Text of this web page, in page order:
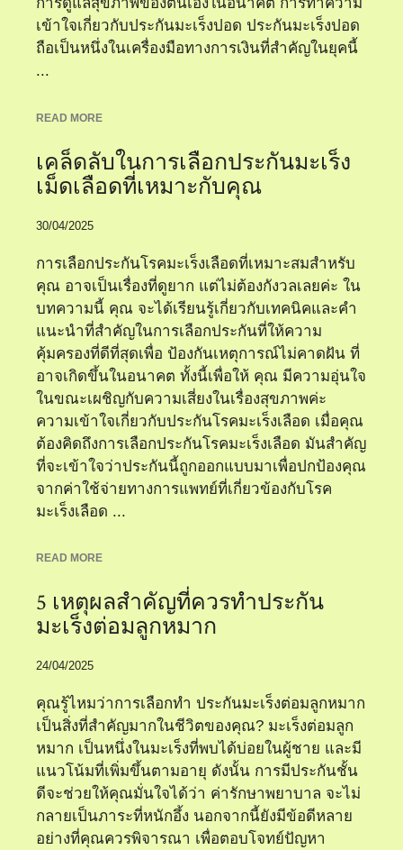
เข้าใจเกี่ยวกับประกันมะเร็งปอด ประกันมะเร็งปอด
ถือเป็นหนึ่งในเครื่องมือทางการเงินที่สำคัญในยุคนี้
...
READ MORE
เคล็ดลับในการเลือกประกันมะเร็ง
เม็ดเลือดที่เหมาะกับคุณ
30/04/2025
การเลือกประกันโรคมะเร็งเลือดที่เหมาะสมสำหรับ
คุณ อาจเป็นเรื่องที่ดูยาก แต่ไม่ต้องกังวลเลยค่ะ ใน
บทความนี้ คุณ จะได้เรียนรู้เกี่ยวกับเทคนิคและคำ
แนะนำที่สำคัญในการเลือกประกันที่ให้ความ
คุ้มครองที่ดีที่สุดเพื่อ ป้องกันเหตุการณ์ไม่คาดฝัน ที่
อาจเกิดขึ้นในอนาคต ทั้งนี้เพื่อให้ คุณ มีความอุ่นใจ
ในขณะเผชิญกับความเสี่ยงในเรื่องสุขภาพค่ะ
ความเข้าใจเกี่ยวกับประกันโรคมะเร็งเลือด เมื่อคุณ
ต้องคิดถึงการเลือกประกันโรคมะเร็งเลือด มันสำคัญ
ที่จะเข้าใจว่าประกันนี้ถูกออกแบบมาเพื่อปกป้องคุณ
จากค่าใช้จ่ายทางการแพทย์ที่เกี่ยวข้องกับโรค
มะเร็งเลือด ...
READ MORE
5 เหตุผลสำคัญที่ควรทำประกัน
มะเร็งต่อมลูกหมาก
24/04/2025
คุณรู้ไหมว่าการเลือกทำ ประกันมะเร็งต่อมลูกหมาก
เป็นสิ่งที่สำคัญมากในชีวิตของคุณ? มะเร็งต่อมลูก
หมาก เป็นหนึ่งในมะเร็งที่พบได้บ่อยในผู้ชาย และมี
แนวโน้มที่เพิ่มขึ้นตามอายุ ดังนั้น การมีประกันชั้น
ดีจะช่วยให้คุณมั่นใจได้ว่า ค่ารักษาพยาบาล จะไม่
กลายเป็นภาระที่หนักอึ้ง นอกจากนี้ยังมีข้อดีหลาย
อย่างที่คุณควรพิจารณา เพื่อตอบโจทย์ปัญหา